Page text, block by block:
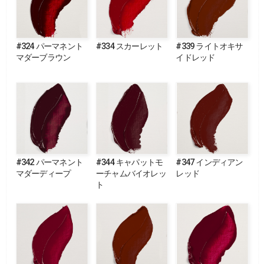
#324 パーマネント
マダーブラウン
#334 スカーレット
#339 ライトオキサ
イドレッド
#342 パーマネント
マダーディープ
#344 キャパットモ
ーチャムバイオレッ
ト
#347 インディアン
レッド